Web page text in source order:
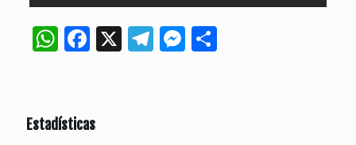
WhatsApp
Facebook
X Telegram
Messenger
Estadísticas